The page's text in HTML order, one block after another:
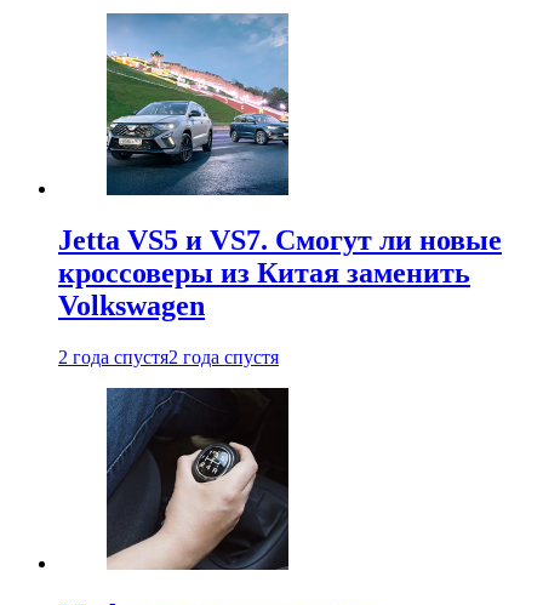
Jetta VS5 и VS7. Смогут ли новые
кроссоверы из Китая заменить
Volkswagen
2 года спустя2 года спустя